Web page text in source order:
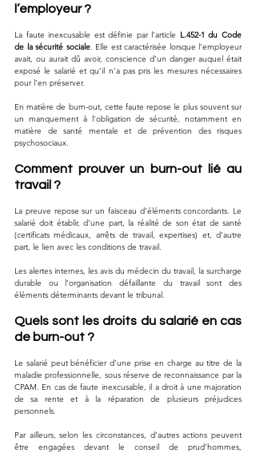
l’employeur ?
La faute inexcusable est définie par l’article L.452-1 du Code
de la sécurité sociale. Elle est caractérisée lorsque l’employeur
avait, ou aurait dû avoir, conscience d’un danger auquel était
exposé le salarié et qu’il n’a pas pris les mesures nécessaires
pour l’en préserver.
En matière de burn-out, cette faute repose le plus souvent sur
un manquement à l’obligation de sécurité, notamment en
matière de santé mentale et de prévention des risques
psychosociaux.
Comment prouver un burn-out lié au
travail ?
La preuve repose sur un faisceau d’éléments concordants. Le
salarié doit établir, d’une part, la réalité de son état de santé
(certificats médicaux, arrêts de travail, expertises) et, d’autre
part, le lien avec les conditions de travail.
Les alertes internes, les avis du médecin du travail, la surcharge
durable ou l’organisation défaillante du travail sont des
éléments déterminants devant le tribunal.
Quels sont les droits du salarié en cas
de burn-out ?
Le salarié peut bénéficier d’une prise en charge au titre de la
maladie professionnelle, sous réserve de reconnaissance par la
CPAM. En cas de faute inexcusable, il a droit à une majoration
de sa rente et à la réparation de plusieurs préjudices
personnels.
Par ailleurs, selon les circonstances, d’autres actions peuvent
être engagées devant le conseil de prud’hommes,